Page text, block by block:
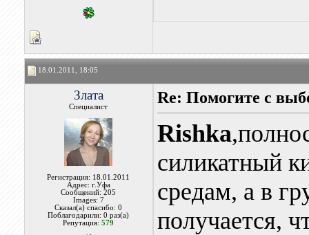
18.01.2011, 18:05
Злата
Специалист
Регистрация: 18.01.2011
Адрес: г.Уфа
Сообщений: 205
Images: 7
Сказал(а) спасибо: 0
Поблагодарили: 0 раз(а)
Репутация:579
Re: Помогите с
Rishka
силикатный
средам, а в
получается,